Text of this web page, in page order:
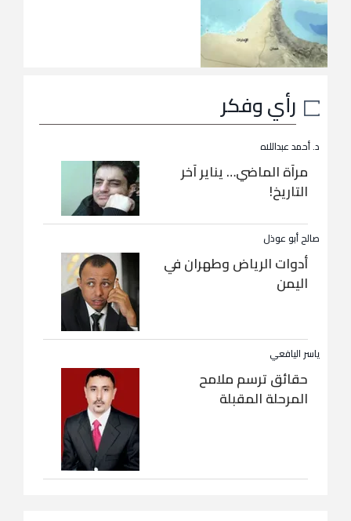
رأي وفكر
د. أحمد عبداللاه
مرآة الماضي… يناير آخر
التاريخ!
صالح أبو عوذل
أدوات الرياض وطهران في
اليمن
ياسر اليافعي
حقائق ترسم ملامح
المرحلة المقبلة